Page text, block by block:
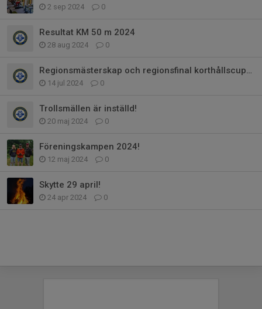
2 sep 2024 0
Resultat KM 50 m 2024
28 aug 2024 0
Regionsmästerskap och regionsfinal korthållscupen 1 sept 2024
14 jul 2024 0
Trollsmällen är inställd!
20 maj 2024 0
Föreningskampen 2024!
12 maj 2024 0
Skytte 29 april!
24 apr 2024 0